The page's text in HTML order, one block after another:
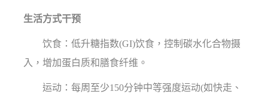
生活方式干预
饮食：低升糖指数(GI)饮食，控制碳水化合物摄
入，增加蛋白质和膳食纤维。
运动：每周至少150分钟中等强度运动(如快走、